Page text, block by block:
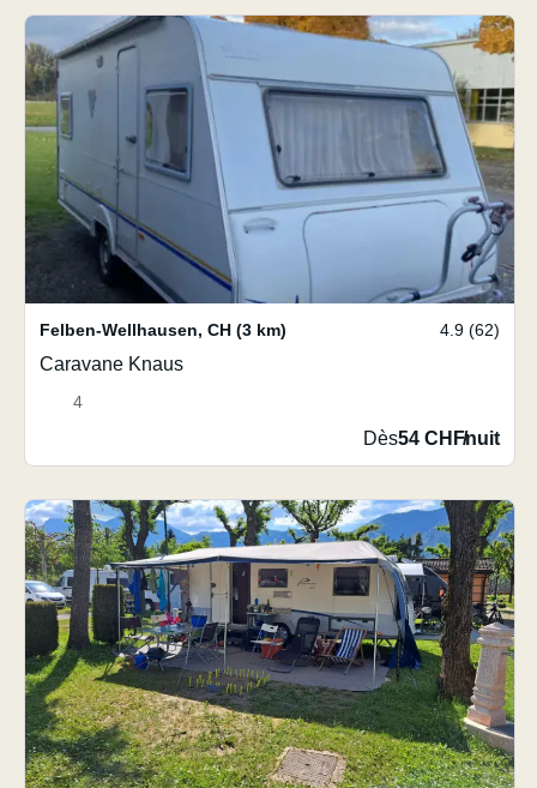
Felben-Wellhausen, CH (3 km) 4.9 (62)
Caravane Knaus
4
Dès54 CHF/nuit